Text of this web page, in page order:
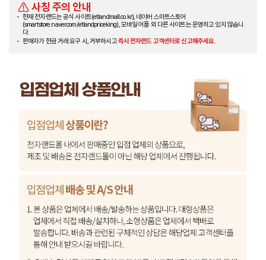
사칭 주의 안내
현재 전자랜드는 공식 사이트(etlandmall.co.kr), 네이버 스마트스토어
(smartstore.naver.com/etlandpriceking), 모바일 어플 외 다른 사이트는 운영하고 있지 않습니
다.
판매자가 현금 거래 요구 시, 거부하시고즉시 전자랜드 고객센터로 신고해주세요.